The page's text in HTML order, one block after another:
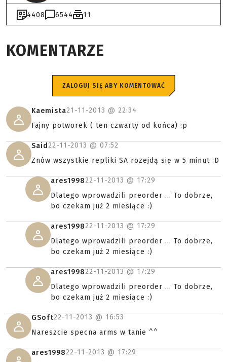
4408 6544 11
KOMENTARZE
ZALOGUJ SIĘ ABY KOMENTOWAĆ
Kaemista21-11-2013 @ 22:34
Fajny potworek ( ten czwarty od końca) :p
Said22-11-2013 @ 07:52
Znów wszystkie repliki SA rozejdą się w 5 minut :D
ares199822-11-2013 @ 17:29
Dlatego wprowadzili preorder ... To dobrze,
bo czekam już 2 miesiące :)
ares199822-11-2013 @ 17:29
Dlatego wprowadzili preorder ... To dobrze,
bo czekam już 2 miesiące :)
ares199822-11-2013 @ 17:29
Dlatego wprowadzili preorder ... To dobrze,
bo czekam już 2 miesiące :)
GSoft22-11-2013 @ 16:53
Nareszcie specna arms w tanie ^^
ares199822-11-2013 @ 17:29